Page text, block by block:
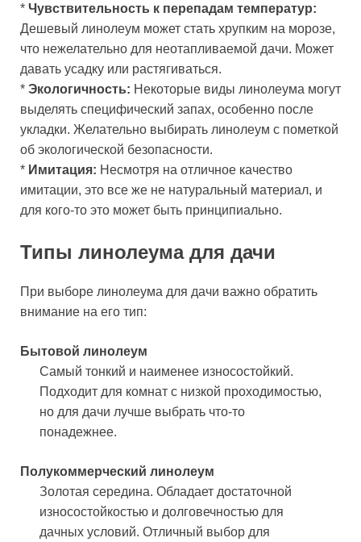
* Чувствительность к перепадам температур:
Дешевый линолеум может стать хрупким на морозе,
что нежелательно для неотапливаемой дачи. Может
давать усадку или растягиваться.
* Экологичность: Некоторые виды линолеума могут
выделять специфический запах, особенно после
укладки. Желательно выбирать линолеум с пометкой
об экологической безопасности.
* Имитация: Несмотря на отличное качество
имитации, это все же не натуральный материал, и
для кого-то это может быть принципиально.
Типы линолеума для дачи
При выборе линолеума для дачи важно обратить
внимание на его тип:
Бытовой линолеум
Самый тонкий и наименее износостойкий.
Подходит для комнат с низкой проходимостью,
но для дачи лучше выбрать что-то
понадежнее.
Полукоммерческий линолеум
Золотая середина. Обладает достаточной
износостойкостью и долговечностью для
дачных условий. Отличный выбор для